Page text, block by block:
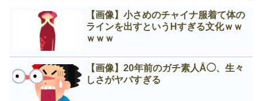
【画像】小さめのチャイナ服着て体の
ラインを出すというНすぎる文化ｗｗ
ｗｗｗ
【画像】20年前のガチ素人Å◯、生々
しさがヤバすぎる